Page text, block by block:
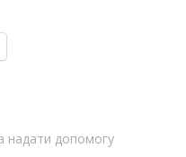
надати допомогу